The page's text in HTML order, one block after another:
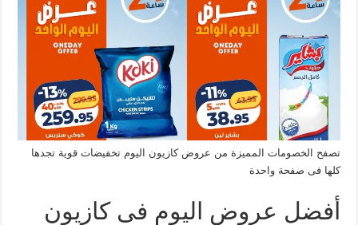
تصفح الخصومات المميزة من عروض كازيون اليوم تخفيضات قوية تجدها
كلها فى صفحة واحدة
أفضل عروض اليوم فى كازيون